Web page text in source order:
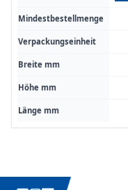
Mindestbestellmenge
Verpackungseinheit
Breite mm
Höhe mm
Länge mm